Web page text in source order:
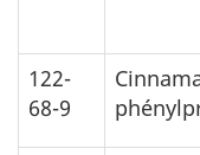
122-
68-9